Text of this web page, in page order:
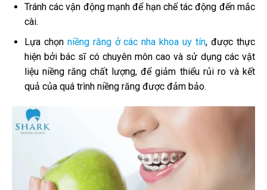
Tránh các vận động mạnh để hạn chế tác động đến mắc
cài.
Lựa chọn niềng răng ở các nha khoa uy tín, được thực
hiện bởi bác sĩ có chuyên môn cao và sử dụng các vật
liệu niềng răng chất lượng, để giảm thiểu rủi ro và kết
quả của quá trình niềng răng được đảm bảo.